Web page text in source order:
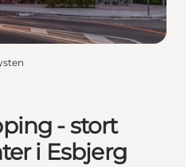
- stort
i Esbjerg